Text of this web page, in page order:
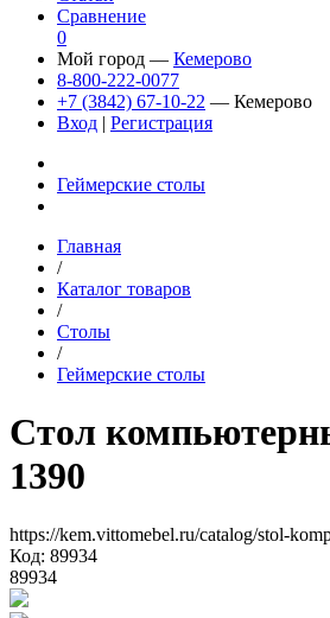
Сравнение
0
Мой город — Кемерово
8-800-222-0077
+7 (3842) 67-10-22 — Кемерово
Вход | Регистрация
Геймерские столы
Главная
/
Каталог товаров
/
Столы
/
Геймерские столы
Стол
1390
https://kem.vittomebel.ru/catalog/stol-
Код: 89934
89934